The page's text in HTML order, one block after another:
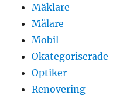
Mäklare
Målare
Mobil
Okategoriserade
Optiker
Renovering